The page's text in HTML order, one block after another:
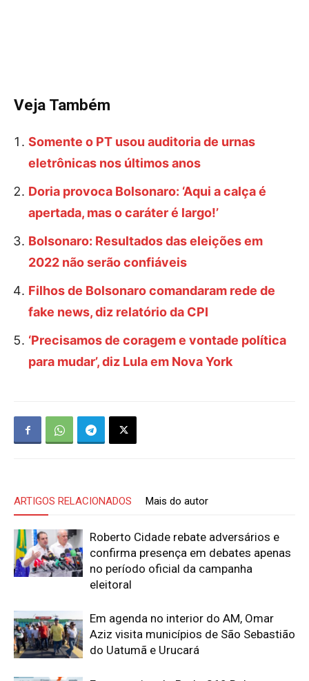
Veja Também
Somente o PT usou auditoria de urnas
eletrônicas nos últimos anos
Doria provoca Bolsonaro: ‘Aqui a calça é
apertada, mas o caráter é largo!’
Bolsonaro: Resultados das eleições em
2022 não serão confiáveis
Filhos de Bolsonaro comandaram rede de
fake news, diz relatório da CPI
‘Precisamos de coragem e vontade política
para mudar’, diz Lula em Nova York
ARTIGOS RELACIONADOS Mais do autor
Roberto Cidade rebate adversários e
confirma presença em debates apenas
no período oficial da campanha
eleitoral
Em agenda no interior do AM, Omar
Aziz visita municípios de São Sebastião
do Uatumã e Urucará